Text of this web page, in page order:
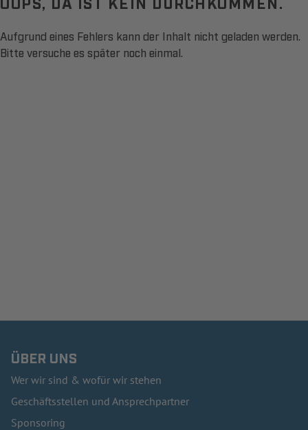
Aufgrund eines Fehlers kann der Inhalt nicht geladen werden.
Bitte versuche es später noch einmal.
ÜBER UNS
Wer wir sind & wofür wir stehen
Geschäftsstellen und Ansprechpartner
Sponsoring